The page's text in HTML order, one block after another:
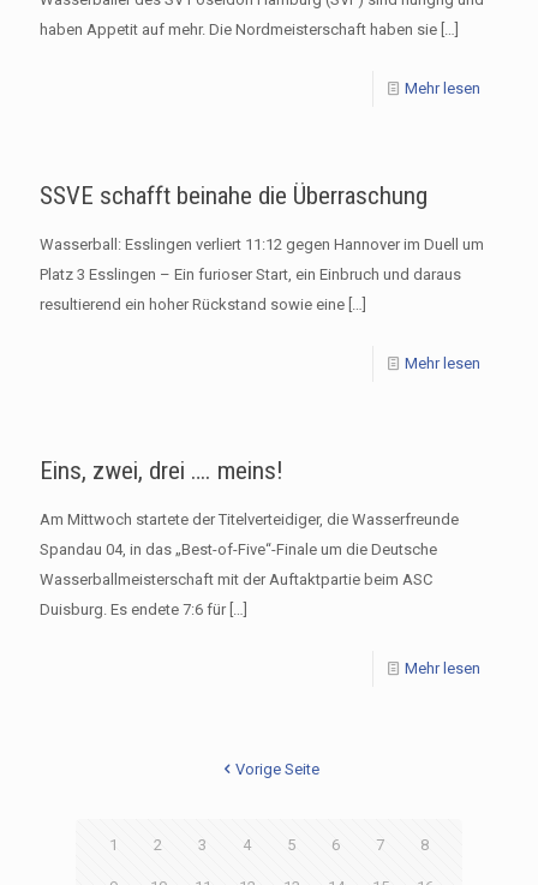
haben Appetit auf mehr. Die Nordmeisterschaft haben sie […]
Mehr lesen
SSVE schafft beinahe die Überraschung
Wasserball: Esslingen verliert 11:12 gegen Hannover im Duell um
Platz 3 Esslingen – Ein furioser Start, ein Einbruch und daraus
resultierend ein hoher Rückstand sowie eine […]
Mehr lesen
Eins, zwei, drei …. meins!
Am Mittwoch startete der Titelverteidiger, die Wasserfreunde
Spandau 04, in das „Best-of-Five“-Finale um die Deutsche
Wasserballmeisterschaft mit der Auftaktpartie beim ASC
Duisburg. Es endete 7:6 für[…]
Mehr lesen
Vorige Seite
1 2 3 4 5 6 7 8